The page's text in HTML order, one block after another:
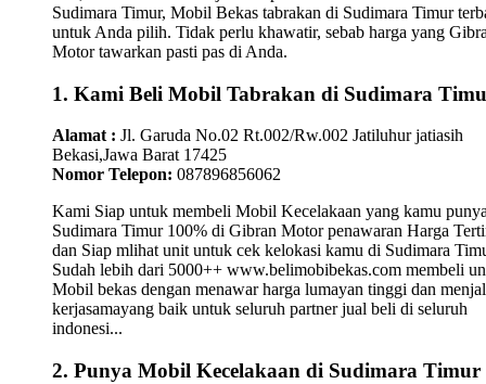
Sudimara Timur, Mobil Bekas tabrakan di Sudimara Timur
untuk Anda pilih. Tidak perlu khawatir, sebab harga yang
Motor tawarkan pasti pas di Anda.
1. Kami Beli Mobil Tabrakan di Sudimara
Alamat : Jl. Garuda No.02 Rt.002/Rw.002 Jatiluhur jatiasih
Bekasi,Jawa Barat 17425
Nomor Telepon: 087896856062
Kami Siap untuk membeli Mobil Kecelakaan yang kamu
Sudimara Timur 100% di Gibran Motor penawaran Harga
dan Siap mlihat unit untuk cek kelokasi kamu di Sudimara
Sudah lebih dari 5000++ www.belimobibekas.com membeli
Mobil bekas dengan menawar harga lumayan tinggi dan
kerjasamayang baik untuk seluruh partner jual beli di seluruh
indonesi...
2. Punya Mobil Kecelakaan di Sudimara Timur